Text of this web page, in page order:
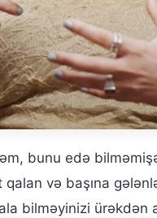
bunu edə
və başına
bilməyinizi